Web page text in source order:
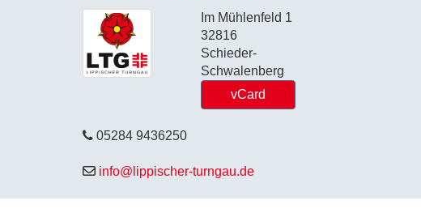
Im Mühlenfeld 1
32816
Schieder-
Schwalenberg
vCard
05284 9436250
info@lippischer-turngau.de